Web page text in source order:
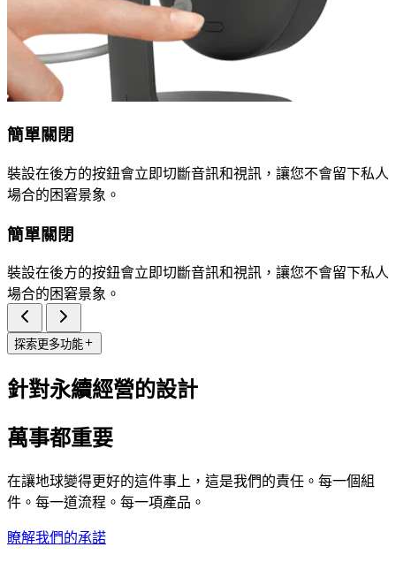
簡單關閉
裝設在後方的按鈕會立即切斷音訊和視訊，讓您不會留下私人
場合的困窘景象。
簡單關閉
裝設在後方的按鈕會立即切斷音訊和視訊，讓您不會留下私人
場合的困窘景象。
探索更多功能
針對永續經營的設計
萬事都重要
在讓地球變得更好的這件事上，這是我們的責任。每一個組
件。每一道流程。每一項產品。
瞭解我們的承諾